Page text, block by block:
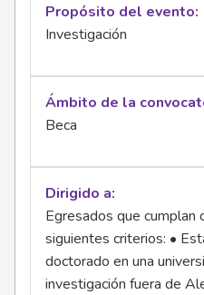
Propósito del evento
Investigación
Ámbito de la
Beca
Dirigido a
Egresados que cumplan
siguientes criterios: •
doctorado en una
investigación fuera de